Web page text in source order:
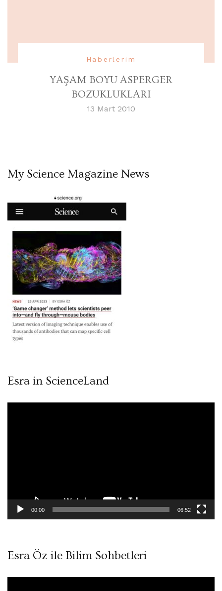
Haberlerim
YAŞAM BOYU ASPERGER
BOZUKLUKLARI
13 Mart 2010
My Science Magazine News
Esra in ScienceLand
00:00 06:52
Esra Öz ile Bilim Sohbetleri